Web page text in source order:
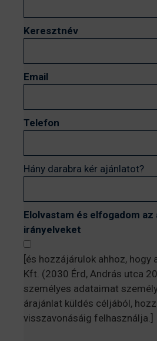
Keresztnév
Email
Telefon
Hány darabra kér ajánlatot?
Elolvastam és elfogadom
irányelveket
[és hozzájárulok ahhoz, hogy
Kft. (2030 Érd, András utca
személyes adataimat
árajánlat küldés céljából,
visszavonásáig felhasználja.]